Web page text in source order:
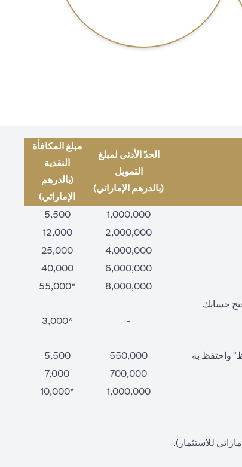
الحدّ الأدنى لمبلغ
التمويل
(بالدرهم الإماراتي)
مبلغ المكافأة
النقدية
(بالدرهم
الإماراتي)
1,000,000
5,500
2,000,000
12,000
4,000,000
25,000
6,000,000
40,000
8,000,000
*55,000
حسابك
-
*3,000
واحتفظ به
550,000
5,500
700,000
7,000
1,000,000
*10,000